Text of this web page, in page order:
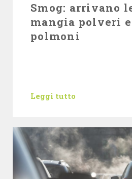
Smog: arrivano
mangia polveri
polmoni
Leggi tutto